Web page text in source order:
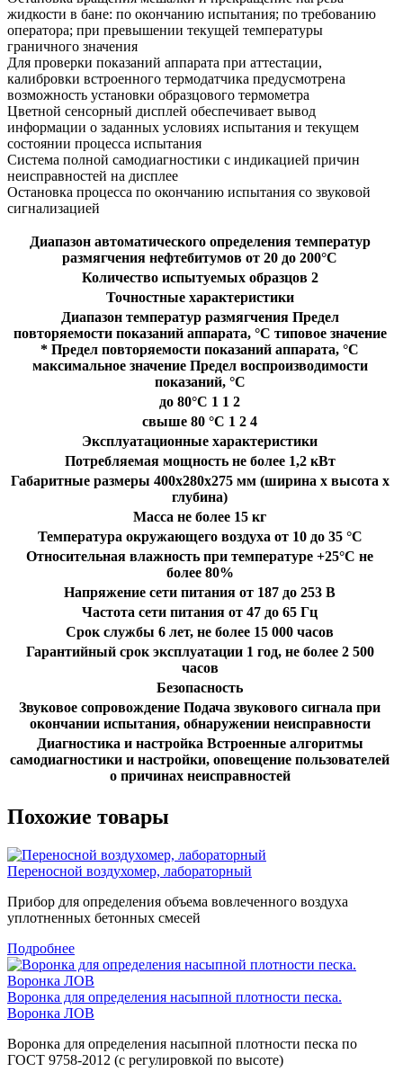
жидкости в бане: по окончанию испытания; по требованию
оператора; при превышении текущей температуры
граничного значения
Для проверки показаний аппарата при аттестации,
калибровки встроенного термодатчика предусмотрена
возможность установки образцового термометра
Цветной сенсорный дисплей обеспечивает вывод
информации о заданных условиях испытания и текущем
состоянии процесса испытания
Система полной самодиагностики с индикацией причин
неисправностей на дисплее
Остановка процесса по окончанию испытания со звуковой
сигнализацией
Диапазон автоматического определения температур
размягчения нефтебитумов от 20 до 200°С
Количество испытуемых образцов 2
Точностные характеристики
Диапазон температур размягчения Предел
повторяемости показаний аппарата, °С типовое значение
* Предел повторяемости показаний аппарата, °С
максимальное значение Предел воспроизводимости
показаний, °С
до 80°С 1 1 2
свыше 80 °С 1 2 4
Эксплуатационные характеристики
Потребляемая мощность не более 1,2 кВт
Габаритные размеры 400х280х275 мм (ширина х высота х
глубина)
Масса не более 15 кг
Температура окружающего воздуха от 10 до 35 °C
Относительная влажность при температуре +25°C не
более 80%
Напряжение сети питания от 187 до 253 В
Частота сети питания от 47 до 65 Гц
Срок службы 6 лет, не более 15 000 часов
Гарантийный срок эксплуатации 1 год, не более 2 500
часов
Безопасность
Звуковое сопровождение Подача звукового сигнала при
окончании испытания, обнаружении неисправности
Диагностика и настройка Встроенные алгоритмы
самодиагностики и настройки, оповещение пользователей
о причинах неисправностей
Похожие товары
Переносной воздухомер, лабораторный
Прибор для определения объема вовлеченного воздуха
уплотненных бетонных смесей
Подробнее
Воронка для определения насыпной плотности песка.
Воронка ЛОВ
Воронка для определения насыпной плотности песка по
ГОСТ 9758-2012 (с регулировкой по высоте)